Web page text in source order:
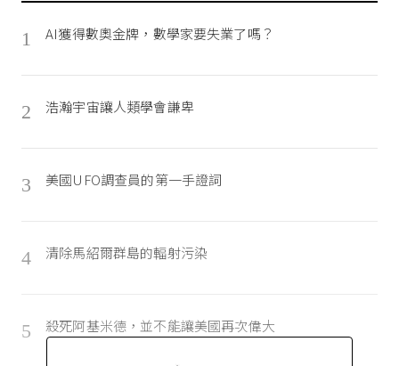
1 AI獲得數奧金牌，數學家要失業了嗎？
2 浩瀚宇宙讓人類學會謙卑
3 美國UFO調查員的第一手證詞
4 清除馬紹爾群島的輻射污染
5 殺死阿基米德，並不能讓美國再次偉大